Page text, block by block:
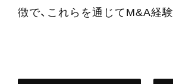
徴で、これらを通じてM&A経